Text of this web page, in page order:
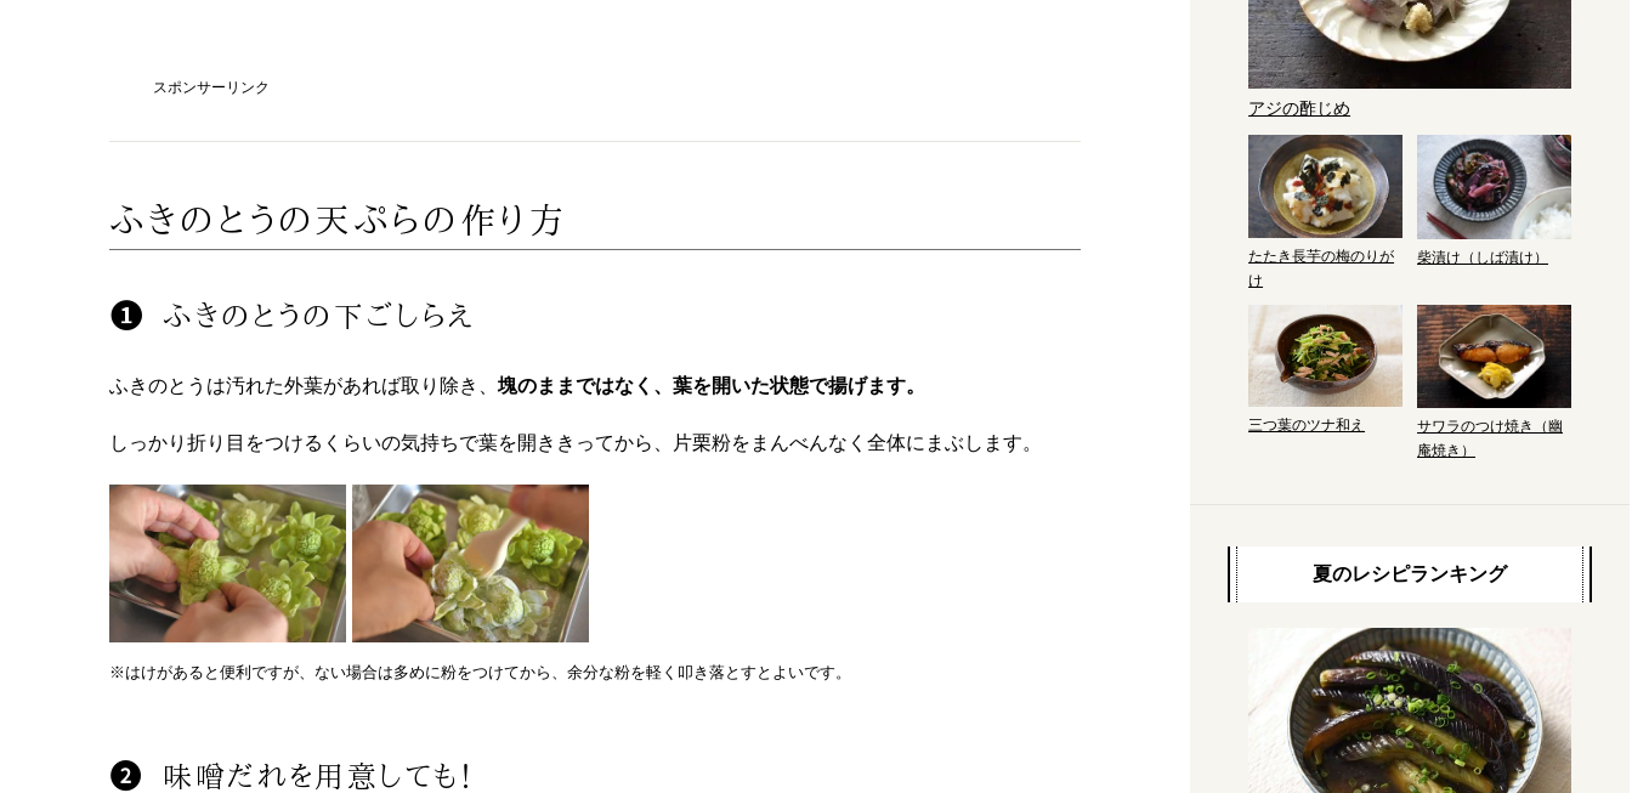
スポンサーリンク
ふきのとうの天ぷらの作り方
ふきのとうの下ごしらえ
ふきのとうは汚れた外葉があれば取り除き、 塊のままではなく、葉を開いた状態で揚げます。
しっかり折り目をつけるくらいの気持ちで葉を開ききってから、片栗粉をまんべんなく全体にまぶします。
※はけがあると便利ですが、ない場合は多めに粉をつけてから、余分な粉を軽く叩き落とすとよいです。
味噌だれを用意しても！
アジの酢じめ
たたき長芋の梅のりが
け
柴漬け（しば漬け）
三つ葉のツナ和え
サワラのつけ焼き（幽
庵焼き）
夏のレシピランキング